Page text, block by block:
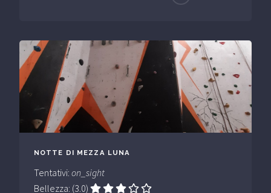
NOTTE DI MEZZA LUNA
Tentativi: on_sight
Bellezza: (3.0)